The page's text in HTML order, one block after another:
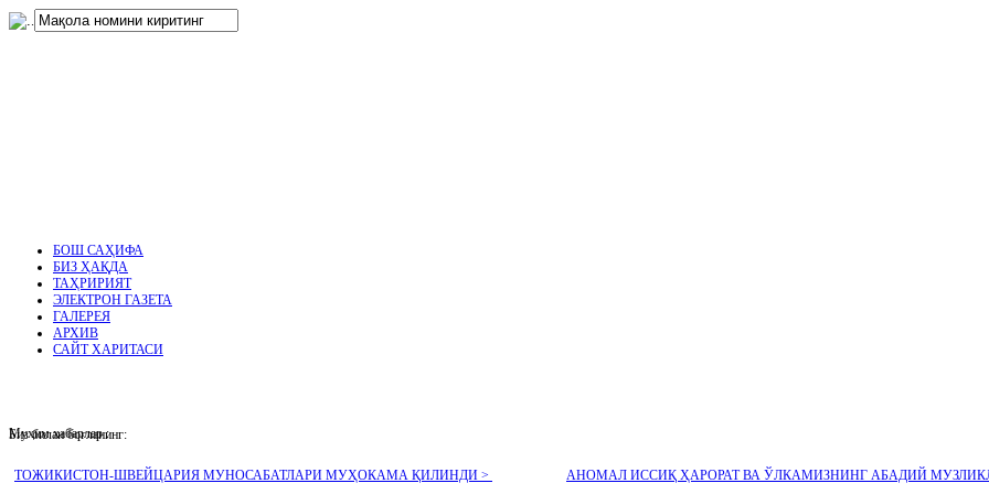
.
БОШ САҲИФА
БИЗ ҲАҚДА
ТАҲРИРИЯТ
ЭЛЕКТРОН ГАЗЕТА
ГАЛЕРЕЯ
АРХИВ
САЙТ ХАРИТАСИ
Муҳим хабарлар :
ТОЖИКИСТОН-ШВЕЙЦАРИЯ МУНОСАБАТЛАРИ МУҲОКАМА ҚИЛИНДИ > АНОМАЛ ИССИҚ ҲАРОРАТ ВА ЎЛКАМИЗНИНГ АБАДИЙ
Биз билан боғланинг: